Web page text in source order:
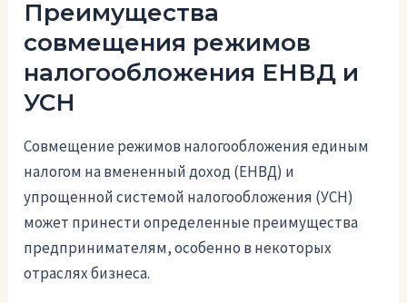
Преимущества
совмещения режимов
налогообложения ЕНВД и
УСН
Совмещение режимов налогообложения единым
налогом на вмененный доход (ЕНВД) и
упрощенной системой налогообложения (УСН)
может принести определенные преимущества
предпринимателям, особенно в некоторых
отраслях бизнеса.